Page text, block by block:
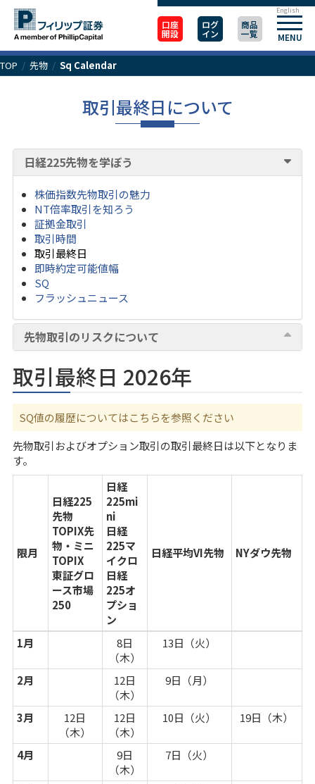
口座
開設
ログ
イン
商品
一覧 MENU
English
TOP / 先物 / Sq Calendar
取引最終日について
日経225先物を学ぼう
株価指数先物取引の魅力
NT倍率取引を知ろう
証拠金取引
取引時間
取引最終日
即時約定可能値幅
SQ
フラッシュニュース
先物取引のリスクについて
取引最終日 2026年
SQ値の履歴についてはこちらを参照ください
先物取引およびオプション取引の取引最終日は以下となりま
す。
限月
日経225
先物
TOPIX先
物・ミニ
TOPIX
東証グロ
ース市場
250
日経
225mi
ni
日経
225マ
イクロ
日経
225オ
プショ
ン
日経平均VI先物 NYダウ先物
1月
8日
（木）
13日（火）
2月
12日
（木）
9日（月）
3月
12日
（木）
12日
（木）
10日（火） 19日（木）
4月
9日
（木）
7日（火）